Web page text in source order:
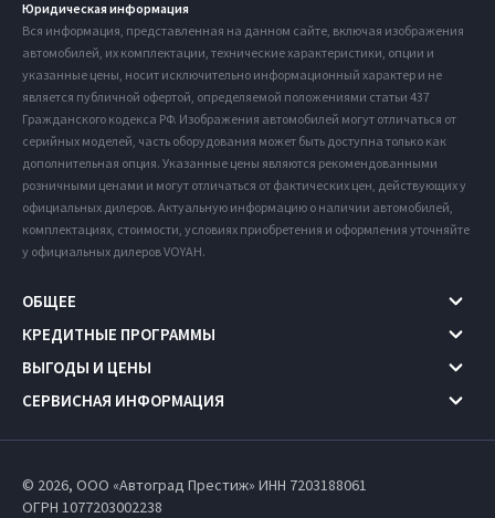
Юридическая информация
Вся информация, представленная на данном сайте, включая изображения
автомобилей, их комплектации, технические характеристики, опции и
указанные цены, носит исключительно информационный характер и не
является публичной офертой, определяемой положениями статьи 437
Гражданского кодекса РФ. Изображения автомобилей могут отличаться от
серийных моделей, часть оборудования может быть доступна только как
дополнительная опция. Указанные цены являются рекомендованными
розничными ценами и могут отличаться от фактических цен, действующих у
официальных дилеров. Актуальную информацию о наличии автомобилей,
комплектациях, стоимости, условиях приобретения и оформления уточняйте
у официальных дилеров VOYAH.
ОБЩЕЕ
КРЕДИТНЫЕ ПРОГРАММЫ
ВЫГОДЫ И ЦЕНЫ
СЕРВИСНАЯ ИНФОРМАЦИЯ
© 2026, ООО «Автоград Престиж» ИНН 7203188061
ОГРН 1077203002238